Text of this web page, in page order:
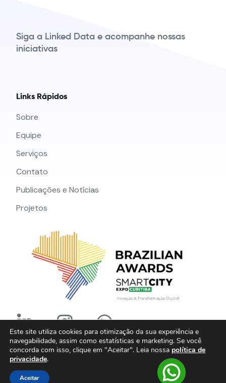
Siga a Linked Data e acompanhe nossas
iniciativas
Links Rápidos
Sobre
Equipe
Serviços
Contato
Publicações e Notícias
Projetos
| © Copyright 2025 Linked Data
Este site utiliza cookies para otimização da sua experiência e
navegabilidade, assim como estatísticas e marketing. Se você
concorda com isso, clique em "Aceitar". Leia nossa política de
privacidade.
Aceitar